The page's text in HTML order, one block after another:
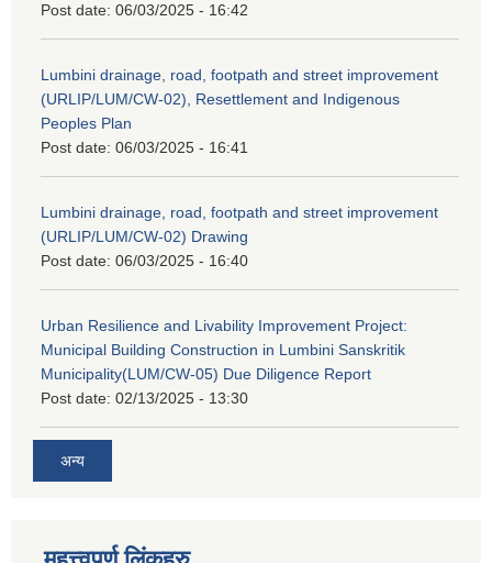
Post date: 06/03/2025 - 16:42
Lumbini drainage, road, footpath and street improvement
(URLIP/LUM/CW-02), Resettlement and Indigenous
Peoples Plan
Post date: 06/03/2025 - 16:41
Lumbini drainage, road, footpath and street improvement
(URLIP/LUM/CW-02) Drawing
Post date: 06/03/2025 - 16:40
Urban Resilience and Livability Improvement Project:
Municipal Building Construction in Lumbini Sanskritik
Municipality(LUM/CW-05) Due Diligence Report
Post date: 02/13/2025 - 13:30
अन्य